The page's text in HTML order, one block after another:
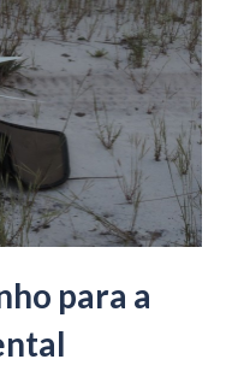
para a